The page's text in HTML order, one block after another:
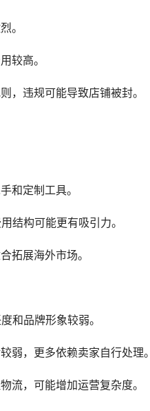
。
较高。
，违规可能导致店铺被封。
和定制工具。
结构可能更有吸引力。
拓展海外市场。
和品牌形象较弱。
弱，更多依赖卖家自行处理。
流，可能增加运营复杂度。